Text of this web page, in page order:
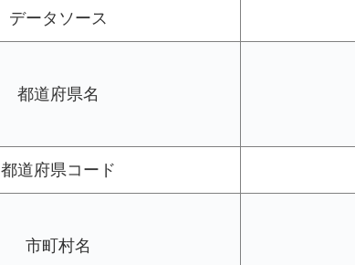
データソース
都道府県名
都道府県コード
市町村名